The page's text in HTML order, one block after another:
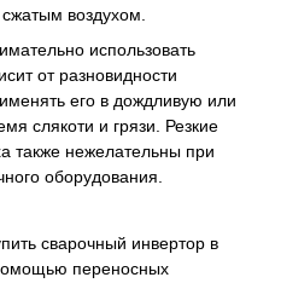
воздухом.
использовать
от разновидности
его в дождливую или
слякоти и грязи. Резкие
также нежелательны при
оборудования.
сварочный инвертор в
переносных